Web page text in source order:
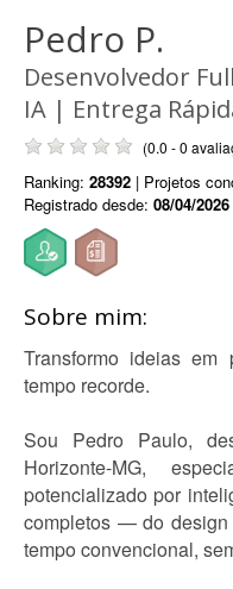
Pedro P.
Desenvolvedor
IA | Entrega
(0.0 - 0
Ranking: 28392 | Projetos
Registrado desde: 08/04/2026
Sobre mim:
Transformo ideias em
tempo recorde.
Sou Pedro Paulo,
Horizonte-MG,
potencializado por
completos — do
tempo convencional,